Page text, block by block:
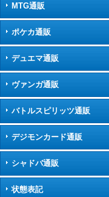
MTG通販
ポケカ通販
デュエマ通販
ヴァンガ通販
バトルスピリッツ通販
デジモンカード通販
シャドバ通販
状態表記